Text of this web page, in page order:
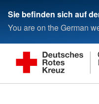
Sie befinden sich auf
You are on the German